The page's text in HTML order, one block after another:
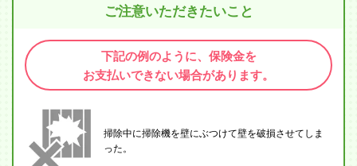
ご注意いただきたいこと
下記の例のように、保険金を
お支払いできない場合があります。
掃除中に掃除機を壁にぶつけて壁を破損させてしま
った。